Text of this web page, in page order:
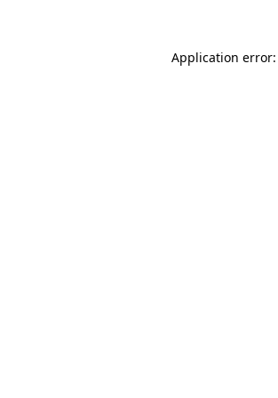
Application